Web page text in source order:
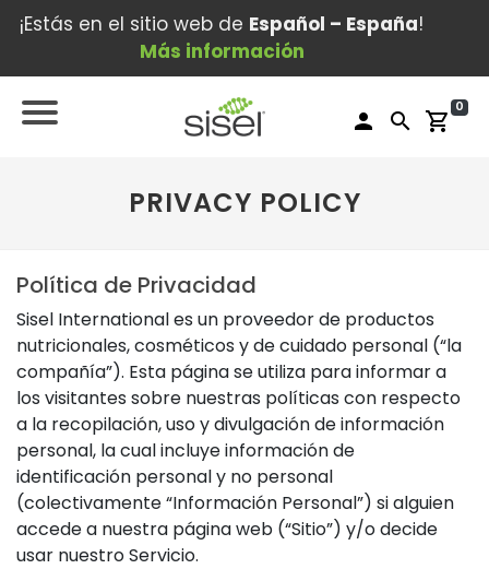
¡Estás en el sitio web de Español – España!
Más información
person search shopping_cart
0
PRIVACY POLICY
Política de Privacidad
Sisel International es un proveedor de productos
nutricionales, cosméticos y de cuidado personal (“la
compañía”). Esta página se utiliza para informar a
los visitantes sobre nuestras políticas con respecto
a la recopilación, uso y divulgación de información
personal, la cual incluye información de
identificación personal y no personal
(colectivamente “Información Personal”) si alguien
accede a nuestra página web (“Sitio”) y/o decide
usar nuestro Servicio.